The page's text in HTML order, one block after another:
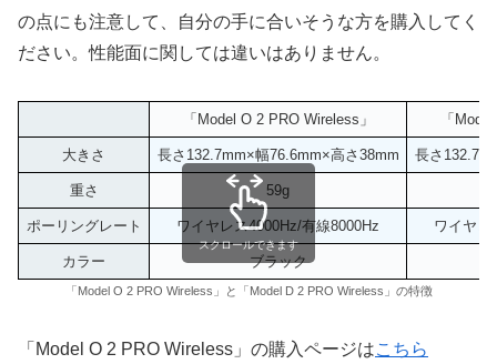
の点にも注意して、自分の手に合いそうな方を購入してく
ださい。性能面に関しては違いはありません。
「Model O 2 PRO Wireless」 「
大きさ 長さ132.7mm×幅76.6mm×高さ38mm 長さ
重さ 59g
ポーリングレート ワイヤレス4000Hz/有線8000Hz ワイヤレ
カラー ブラック
スクロールできます
「Model O 2 PRO Wireless」と「Model D 2 PRO Wireless」の特徴
「Model O 2 PRO Wireless」の購入ページはこちら